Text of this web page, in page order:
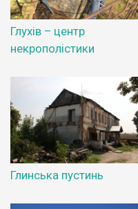
Глухів – центр
некрополістики
Глинська пустинь